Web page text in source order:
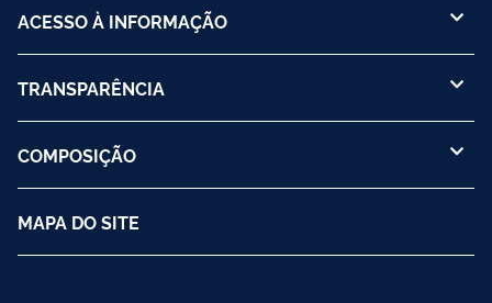
ACESSO À INFORMAÇÃO
TRANSPARÊNCIA
COMPOSIÇÃO
MAPA DO SITE